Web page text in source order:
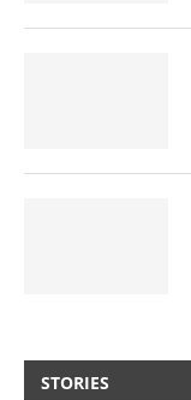
STORIES